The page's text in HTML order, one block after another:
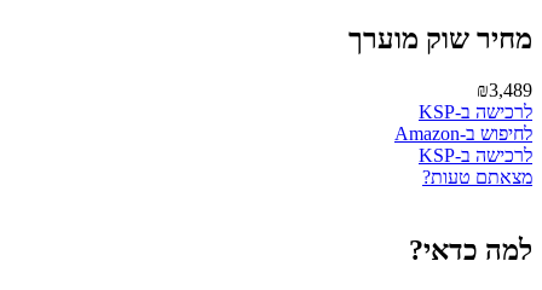
מחיר שוק מוערך
₪3,489
לרכישה ב-KSP
לחיפוש ב-Amazon
לרכישה ב-KSP
מצאתם טעות?
למה כדאי?